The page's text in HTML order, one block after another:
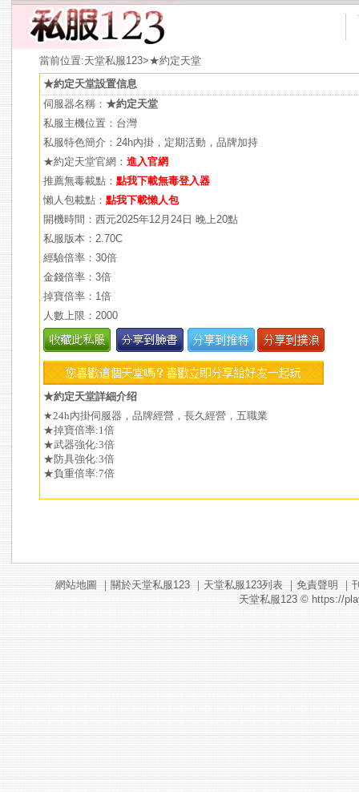
當前位置:天堂私服123>★約定天堂
★約定天堂設置信息
伺服器名稱： ★約定天堂
私服主機位置：台灣
私服特色簡介：24h內掛，定期活動，品牌加持
★約定天堂官網： 進入官網
推薦無毒載點： 點我下載無毒登入器
懶人包載點： 點我下載懶人包
開機時間：西元2025年12月24日 晚上20點
私服版本：2.70C
經驗倍率：30倍
金錢倍率：3倍
掉寶倍率：1倍
人數上限：2000
★約定天堂詳細介绍
★24h內掛伺服器，品牌經營，長久經營，五職業
★掉寶倍率:1倍
★武器強化:3倍
★防具強化:3倍
★負重倍率:7倍
網站地圖 ｜ 關於天堂私服123｜ 天堂私服123列表｜ 免責聲明 ｜
天堂私服123© https://